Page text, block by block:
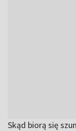
Skąd biorą się